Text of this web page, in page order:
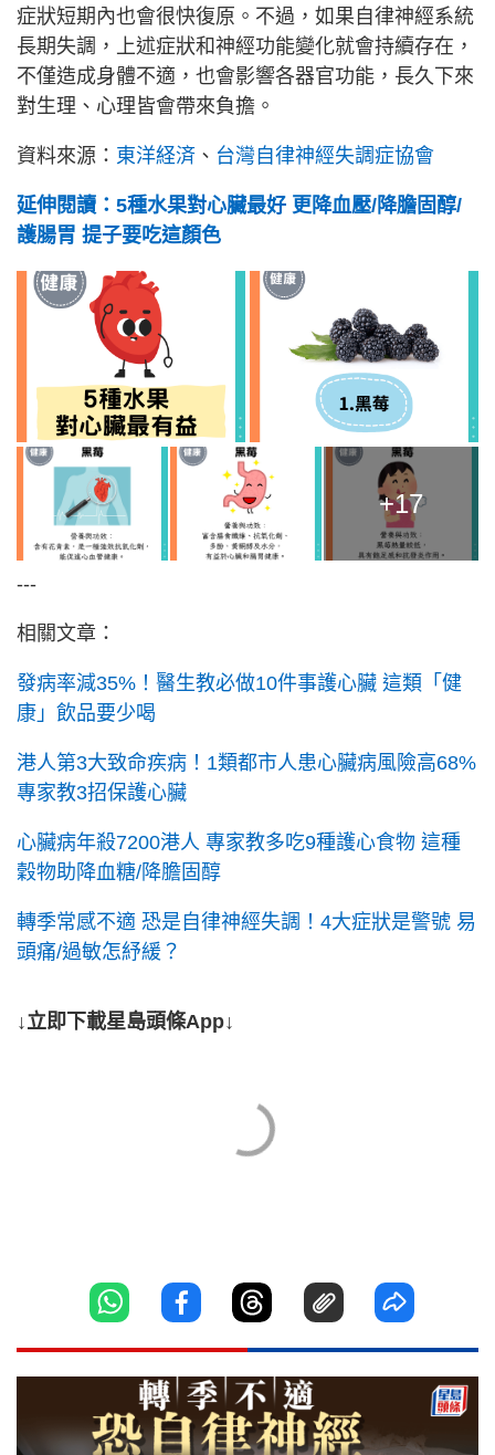
症狀短期內也會很快復原。不過，如果自律神經系統
長期失調，上述症狀和神經功能變化就會持續存在，
不僅造成身體不適，也會影響各器官功能，長久下來
對生理、心理皆會帶來負擔。
資料來源： 東洋経済 、 台灣自律神經失調症協會
延伸閱讀：5種水果對心臟最好 更降血壓/降膽固醇/
護腸胃 提子要吃這顏色
+17
---
相關文章：
發病率減35%！醫生教必做10件事護心臟 這類「健
康」飲品要少喝
港人第3大致命疾病！1類都市人患心臟病風險高68%
專家教3招保護心臟
心臟病年殺7200港人 專家教多吃9種護心食物 這種
穀物助降血糖/降膽固醇
轉季常感不適 恐是自律神經失調！4大症狀是警號 易
頭痛/過敏怎紓緩？
↓立即下載星島頭條App↓